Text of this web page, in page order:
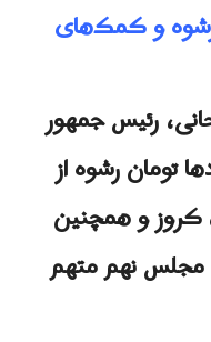
رشوه و کمک‌های
رئیس جمهور
تومان رشوه از
و همچنین
مجلس نهم متهم